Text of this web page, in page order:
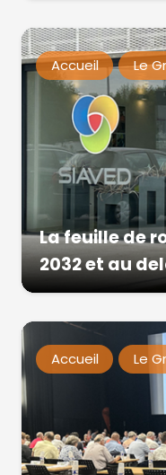
Accueil Le
La feuille de
2032 et au
Accueil Le